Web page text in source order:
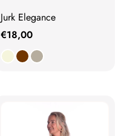
Jurk Elegance
€18,00